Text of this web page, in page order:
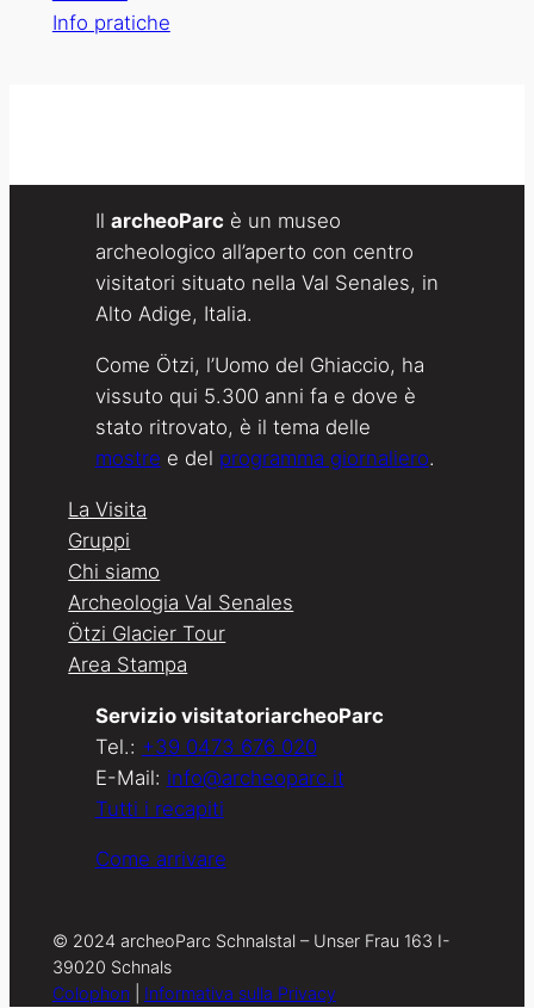
Info pratiche
Il archeoParc è un museo
archeologico all’aperto con centro
visitatori situato nella Val Senales, in
Alto Adige, Italia.
Come Ötzi, l’Uomo del Ghiaccio, ha
vissuto qui 5.300 anni fa e dove è
stato ritrovato, è il tema delle
mostre e del programma giornaliero.
La Visita
Gruppi
Chi siamo
Archeologia Val Senales
Ötzi Glacier Tour
Area Stampa
Servizio visitatoriarcheoParc
Tel.: +39 0473 676 020
E-Mail: info@archeoparc.it
Tutti i recapiti
Come arrivare
© 2024 archeoParc Schnalstal – Unser Frau 163 I-
39020 Schnals
Colophon| Informativa sulla Privacy